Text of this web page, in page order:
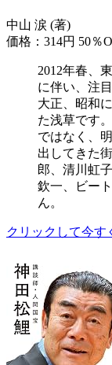
中山 涙 (著)
価格：314円 50％
2012年春、
に伴い、注
大正、昭和
た浅草です
ではなく、
出してきた
郎、清川虹
欽一、ビー
ん。
クリックして今す